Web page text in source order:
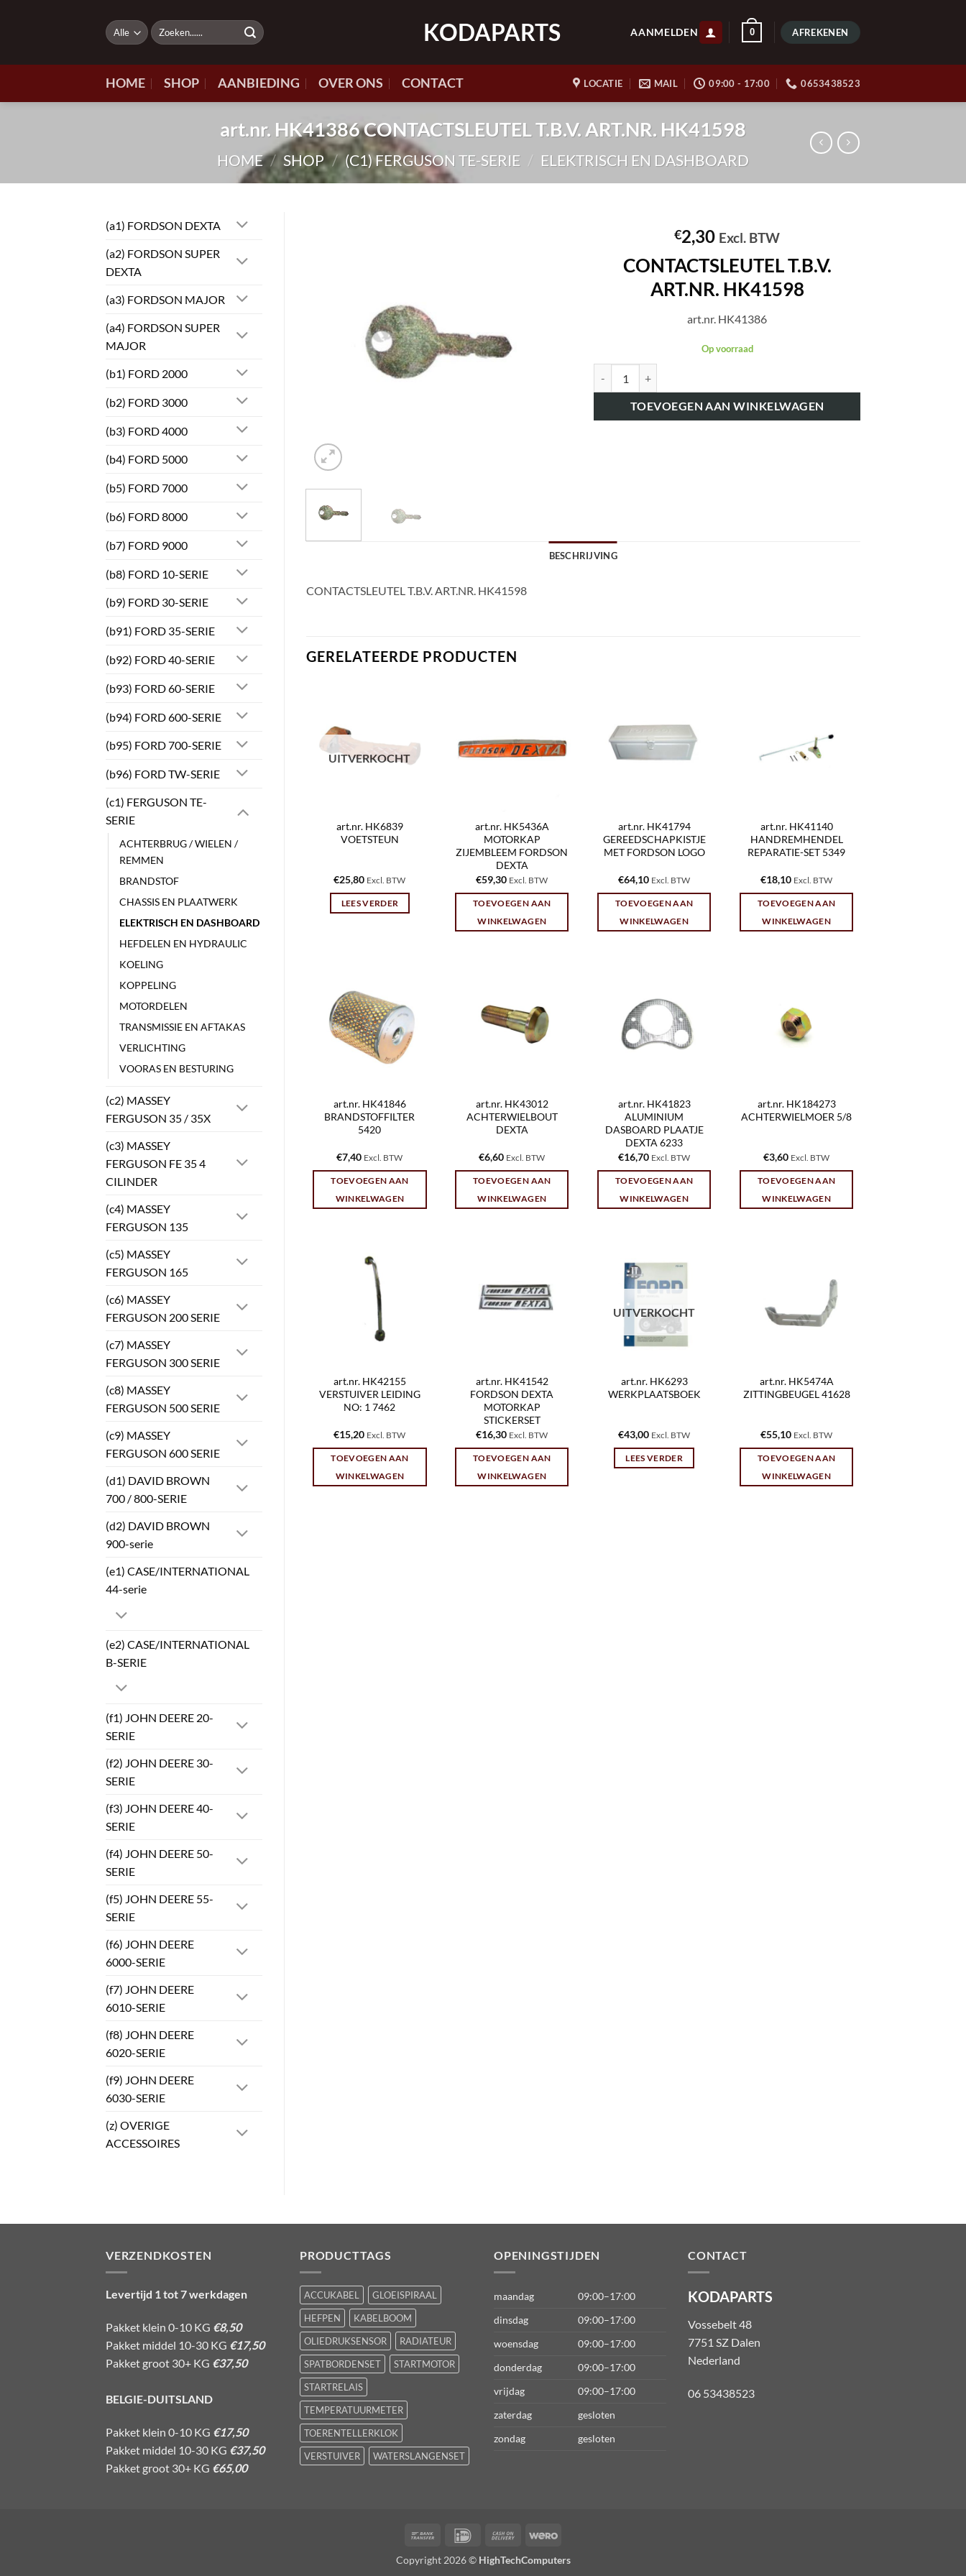
KODAPARTS
Zoeken
naar:
AANMELDEN 0 AFREKENEN
HOME SHOP AANBIEDING OVER ONS CONTACT LOCATIE MAIL 09:00 - 17:00 0653438523
art.nr. HK41386 CONTACTSLEUTEL T.B.V. ART.NR. HK41598
HOME / SHOP / (C1) FERGUSON TE-SERIE / ELEKTRISCH EN DASHBOARD
(a1) FORDSON DEXTA
(a2) FORDSON SUPER
DEXTA
(a3) FORDSON MAJOR
(a4) FORDSON SUPER
MAJOR
(b1) FORD 2000
(b2) FORD 3000
(b3) FORD 4000
(b4) FORD 5000
(b5) FORD 7000
(b6) FORD 8000
(b7) FORD 9000
(b8) FORD 10-SERIE
(b9) FORD 30-SERIE
(b91) FORD 35-SERIE
(b92) FORD 40-SERIE
(b93) FORD 60-SERIE
(b94) FORD 600-SERIE
(b95) FORD 700-SERIE
(b96) FORD TW-SERIE
(c1) FERGUSON TE-
SERIE
ACHTERBRUG / WIELEN /
REMMEN
BRANDSTOF
CHASSIS EN PLAATWERK
ELEKTRISCH EN DASHBOARD
HEFDELEN EN HYDRAULIC
KOELING
KOPPELING
MOTORDELEN
TRANSMISSIE EN AFTAKAS
VERLICHTING
VOORAS EN BESTURING
(c2) MASSEY
FERGUSON 35 / 35X
(c3) MASSEY
FERGUSON FE 35 4
CILINDER
(c4) MASSEY
FERGUSON 135
(c5) MASSEY
FERGUSON 165
(c6) MASSEY
FERGUSON 200 SERIE
(c7) MASSEY
FERGUSON 300 SERIE
(c8) MASSEY
FERGUSON 500 SERIE
(c9) MASSEY
FERGUSON 600 SERIE
(d1) DAVID BROWN
700 / 800-SERIE
(d2) DAVID BROWN
900-serie
(e1) CASE/INTERNATIONAL
44-serie
(e2) CASE/INTERNATIONAL
B-SERIE
(f1) JOHN DEERE 20-
SERIE
(f2) JOHN DEERE 30-
SERIE
(f3) JOHN DEERE 40-
SERIE
(f4) JOHN DEERE 50-
SERIE
(f5) JOHN DEERE 55-
SERIE
(f6) JOHN DEERE
6000-SERIE
(f7) JOHN DEERE
6010-SERIE
(f8) JOHN DEERE
6020-SERIE
(f9) JOHN DEERE
6030-SERIE
(z) OVERIGE
ACCESSOIRES
€2,30 Excl. BTW
CONTACTSLEUTEL T.B.V.
ART.NR. HK41598
art.nr. HK41386
Op voorraad
TOEVOEGEN AAN WINKELWAGEN
BESCHRIJVING
CONTACTSLEUTEL T.B.V. ART.NR. HK41598
GERELATEERDE PRODUCTEN
UITVERKOCHT
art.nr. HK6839
VOETSTEUN
€25,80 Excl. BTW
LEES VERDER
art.nr. HK5436A
MOTORKAP
ZIJEMBLEEM FORDSON
DEXTA
€59,30 Excl. BTW
TOEVOEGEN AAN
WINKELWAGEN
art.nr. HK41794
GEREEDSCHAPKISTJE
MET FORDSON LOGO
€64,10 Excl. BTW
TOEVOEGEN AAN
WINKELWAGEN
art.nr. HK41140
HANDREMHENDEL
REPARATIE-SET 5349
€18,10 Excl. BTW
TOEVOEGEN AAN
WINKELWAGEN
art.nr. HK41846
BRANDSTOFFILTER
5420
€7,40 Excl. BTW
TOEVOEGEN AAN
WINKELWAGEN
art.nr. HK43012
ACHTERWIELBOUT
DEXTA
€6,60 Excl. BTW
TOEVOEGEN AAN
WINKELWAGEN
art.nr. HK41823
ALUMINIUM
DASBOARD PLAATJE
DEXTA 6233
€16,70 Excl. BTW
TOEVOEGEN AAN
WINKELWAGEN
art.nr. HK184273
ACHTERWIELMOER 5/8
€3,60 Excl. BTW
TOEVOEGEN AAN
WINKELWAGEN
art.nr. HK42155
VERSTUIVER LEIDING
NO: 1 7462
€15,20 Excl. BTW
TOEVOEGEN AAN
WINKELWAGEN
art.nr. HK41542
FORDSON DEXTA
MOTORKAP
STICKERSET
€16,30 Excl. BTW
TOEVOEGEN AAN
WINKELWAGEN
UITVERKOCHT
art.nr. HK6293
WERKPLAATSBOEK
€43,00 Excl. BTW
LEES VERDER
art.nr. HK5474A
ZITTINGBEUGEL 41628
€55,10 Excl. BTW
TOEVOEGEN AAN
WINKELWAGEN
VERZENDKOSTEN
Levertijd 1 tot 7 werkdagen
Pakket klein 0-10 KG €8,50
Pakket middel 10-30 KG €17,50
Pakket groot 30+ KG €37,50
BELGIE-DUITSLAND
Pakket klein 0-10 KG €17,50
Pakket middel 10-30 KG €37,50
Pakket groot 30+ KG €65,00
PRODUCTTAGS
ACCUKABEL
GLOEISPIRAAL
HEFPEN
KABELBOOM
OLIEDRUKSENSOR
RADIATEUR
SPATBORDENSET
STARTMOTOR
STARTRELAIS
TEMPERATUURMETER
TOERENTELLERKLOK
VERSTUIVER
WATERSLANGENSET
OPENINGSTIJDEN
maandag
09:00–17:00
dinsdag
09:00–17:00
woensdag
09:00–17:00
donderdag
09:00–17:00
vrijdag
09:00–17:00
zaterdag
gesloten
zondag
gesloten
CONTACT
KODAPARTS
Vossebelt 48
7751 SZ Dalen
Nederland
06 53438523
Bank
IDeal
Cash
Delivery
Wero
Copyright 2026 © HighTechComputers